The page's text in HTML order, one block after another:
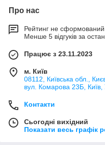
Про нас
Рейтинг не сформований
Менше 5 відгуків за
Працює з 23.11.2023
м. Київ
08112, Київська обл.,
вул. Комарова 23Б, Київ,
Контакти
Сьогодні вихідний
Показати весь графік